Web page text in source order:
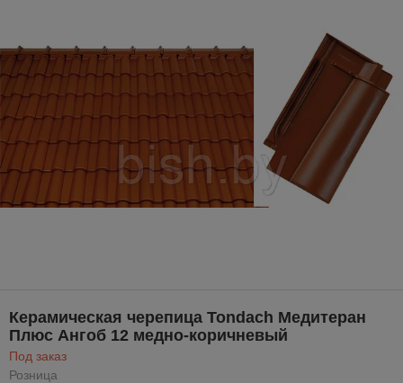
Керамическая черепица Tondach Медитеран
Плюс Ангоб 12 медно-коричневый
Под заказ
Розница